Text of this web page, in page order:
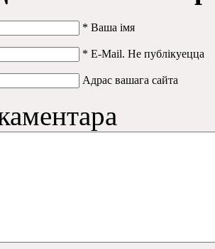
* Ваша імя
* E-Mail. Не публікуецца
Адрас вашага сайта